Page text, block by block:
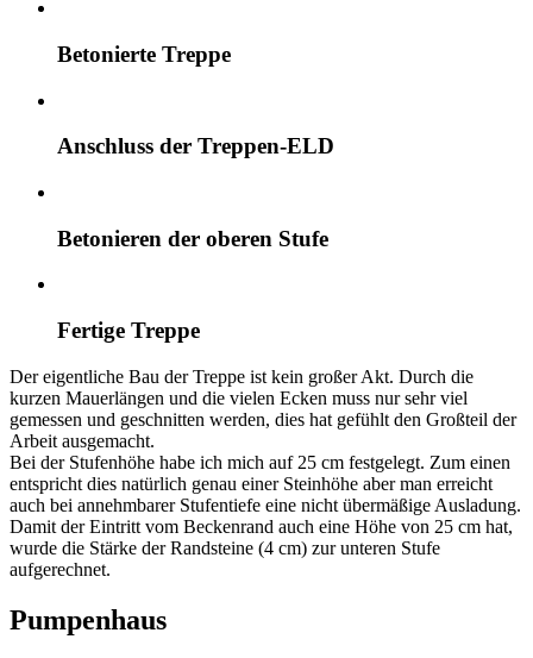
Betonierte Treppe
Anschluss der Treppen-ELD
Betonieren der oberen Stufe
Fertige Treppe
Der eigentliche Bau der Treppe ist kein großer Akt. Durch die
kurzen Mauerlängen und die vielen Ecken muss nur sehr viel
gemessen und geschnitten werden, dies hat gefühlt den Großteil der
Arbeit ausgemacht.
Bei der Stufenhöhe habe ich mich auf 25 cm festgelegt. Zum einen
entspricht dies natürlich genau einer Steinhöhe aber man erreicht
auch bei annehmbarer Stufentiefe eine nicht übermäßige Ausladung.
Damit der Eintritt vom Beckenrand auch eine Höhe von 25 cm hat,
wurde die Stärke der Randsteine (4 cm) zur unteren Stufe
aufgerechnet.
Pumpenhaus